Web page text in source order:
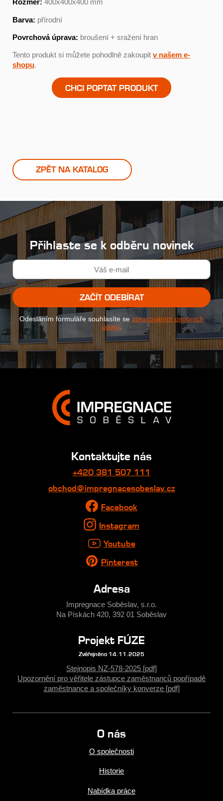
Rozměr: 400x400x400 mm
Barva: přírodní
Povrchová úprava: broušení + sražení hran
Tento produkt si můžete pohodlně zakoupit v našem e-
shopu.
CHCI POPTAT PRODUKT
ZPĚT NA KATALOG
Přihlaste se k odběru novinek
ZAČÍT ODEBÍRAT
Odesláním formuláře souhlasíte se zpracováním osobních
údajů
Kontaktujte nás
+420 381 507 111
obchod@impregnacesobeslav.cz
Facebook
Instagram
Youtube
Pinterest
Adresa
Impregnace Soběslav, s.r.o.
Na Pískách 420, 392 01 Soběslav
Projekt FÚZE
Zvěřejněno 14.11.2025
Stejnopis NZ-578-2025 [pdf]
Upozornění pro věřitele zástupce zaměstnanců popřípadě
zaměstnance a společníky konverze [pdf]
O nás
O společnosti
Historie
Nabídka práce